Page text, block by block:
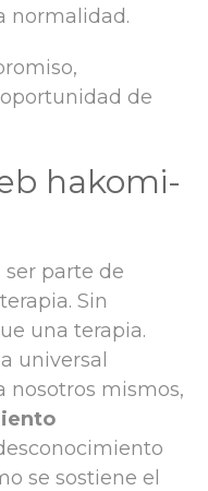
normalidad.
de
hakomi-
ser parte de
Sin
una terapia.
universal
nosotros mismos,
se sostiene el